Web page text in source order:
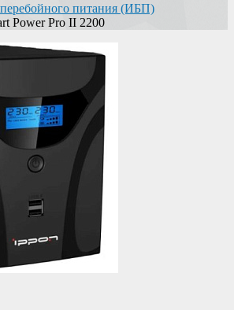
питания (ИБП)
Power Pro II 2200